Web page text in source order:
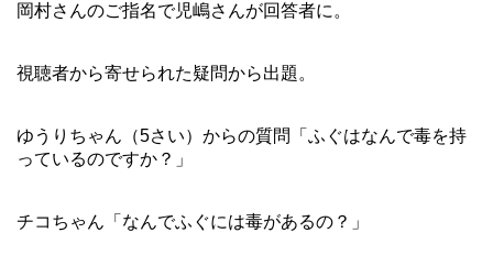
岡村さんのご指名で児嶋さんが回答者に。
視聴者から寄せられた疑問から出題。
ゆうりちゃん（5さい）からの質問「ふぐはなんで毒を持
っているのですか？」
チコちゃん「なんでふぐには毒があるの？」